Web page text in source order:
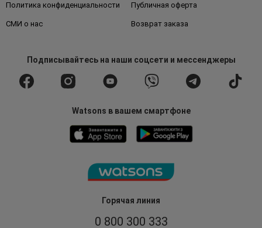
Горячая линия
0 800 300 333
Политика конфиденциальности Публичная оферта
СМИ о нас Возврат заказа
Подписывайтесьна наши соцсети и мессенджеры
Watsons в вашем смартфоне